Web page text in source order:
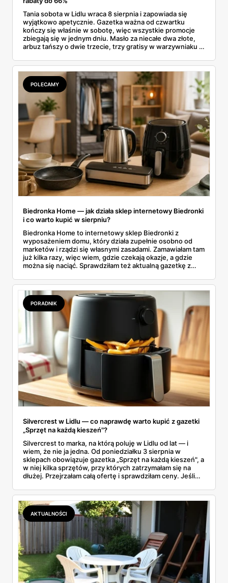
Tania sobota w Lidlu wraca 8 sierpnia i zapowiada się
wyjątkowo apetycznie. Gazetka ważna od czwartku
kończy się właśnie w sobotę, więc wszystkie promocje
zbiegają się w jednym dniu. Masło za niecałe dwa złote,
arbuz tańszy o dwie trzecie, trzy gratisy w warzywniaku i
całą sobotnią gazetkę Lidla strona po stronie i wybrałam
to, co naprawdę się opłaca.
POLECAMY
Biedronka Home — jak działa sklep internetowy Biedronki
i co warto kupić w sierpniu?
Biedronka Home to internetowy sklep Biedronki z
wyposażeniem domu, który działa zupełnie osobno od
marketów i rządzi się własnymi zasadami. Zamawiałam tam
już kilka razy, więc wiem, gdzie czekają okazje, a gdzie
można się naciąć. Sprawdziłam też aktualną gazetkę z
wszystko w jednym miejscu: jak zamawiać, ile trwa zwrot,
jakie kody rabatowe działają w sierpniu i które produkty
faktycznie warto włożyć do koszyka.
PORADNIK
Silvercrest w Lidlu — co naprawdę warto kupić z gazetki
„Sprzęt na każdą kieszeń"?
Silvercrest to marka, na którą poluję w Lidlu od lat — i
wiem, że nie ja jedna. Od poniedziałku 3 sierpnia w
sklepach obowiązuje gazetka „Sprzęt na każdą kieszeń", a
w niej kilka sprzętów, przy których zatrzymałam się na
dłużej. Przejrzałam całą ofertę i sprawdziłam ceny. Jeśli
faktycznie okazja — poniżej znajdziecie odpowiedź.
Uwaga: promocja trwa tylko do 8 sierpnia.
AKTUALNOŚCI